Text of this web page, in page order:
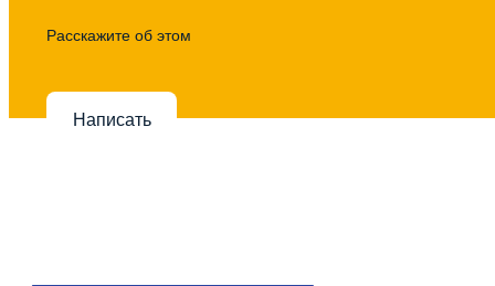
Расскажите об этом
Написать